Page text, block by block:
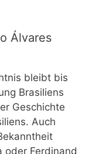
Álvares
bleibt bis
Brasiliens
Geschichte
Auch
oder Ferdinand